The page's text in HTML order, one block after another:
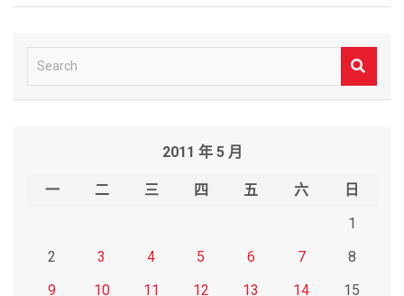
e
2011 年 5 月
一 二 三 四 五 六
日
1
2
3 4 5 6 7
8
9
10 11 12 13 14
15